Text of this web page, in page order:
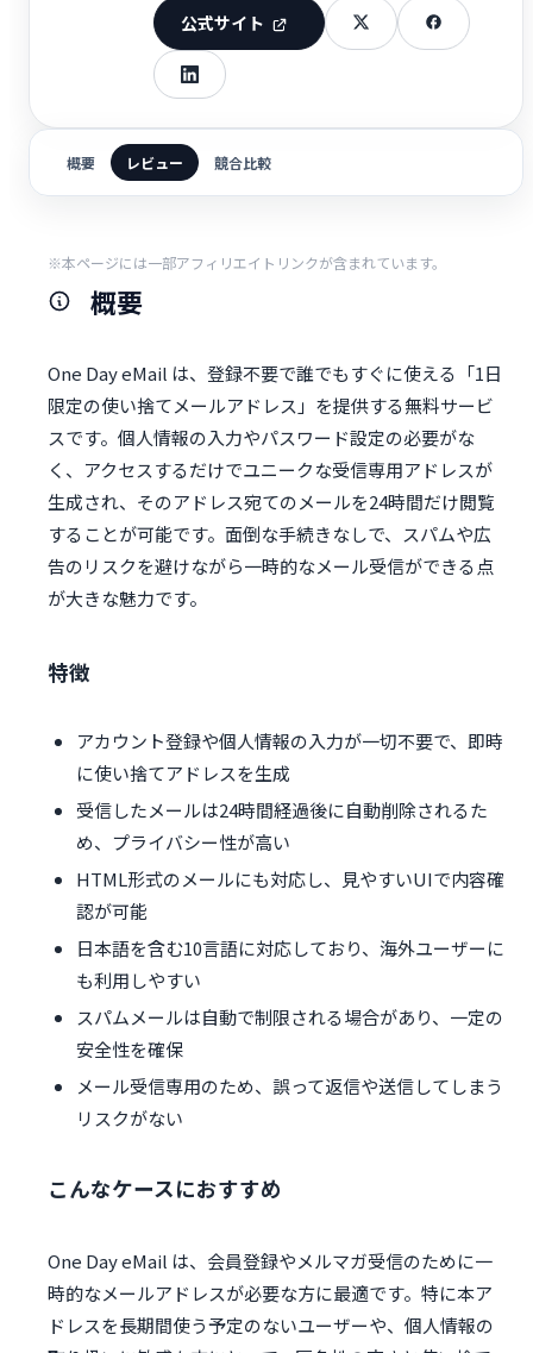
公式サイト
概要 レビュー 競合比較
※本ページには一部アフィリエイトリンクが含まれています。
概要
One Day eMail は、登録不要で誰でもすぐに使える「1日
限定の使い捨てメールアドレス」を提供する無料サービ
スです。個人情報の入力やパスワード設定の必要がな
く、アクセスするだけでユニークな受信専用アドレスが
生成され、そのアドレス宛てのメールを24時間だけ閲覧
することが可能です。面倒な手続きなしで、スパムや広
告のリスクを避けながら一時的なメール受信ができる点
が大きな魅力です。
特徴
アカウント登録や個人情報の入力が一切不要で、即時
に使い捨てアドレスを生成
受信したメールは24時間経過後に自動削除されるた
め、プライバシー性が高い
HTML形式のメールにも対応し、見やすいUIで内容確
認が可能
日本語を含む10言語に対応しており、海外ユーザーに
も利用しやすい
スパムメールは自動で制限される場合があり、一定の
安全性を確保
メール受信専用のため、誤って返信や送信してしまう
リスクがない
こんなケースにおすすめ
One Day eMail は、会員登録やメルマガ受信のために一
時的なメールアドレスが必要な方に最適です。特に本ア
ドレスを長期間使う予定のないユーザーや、個人情報の